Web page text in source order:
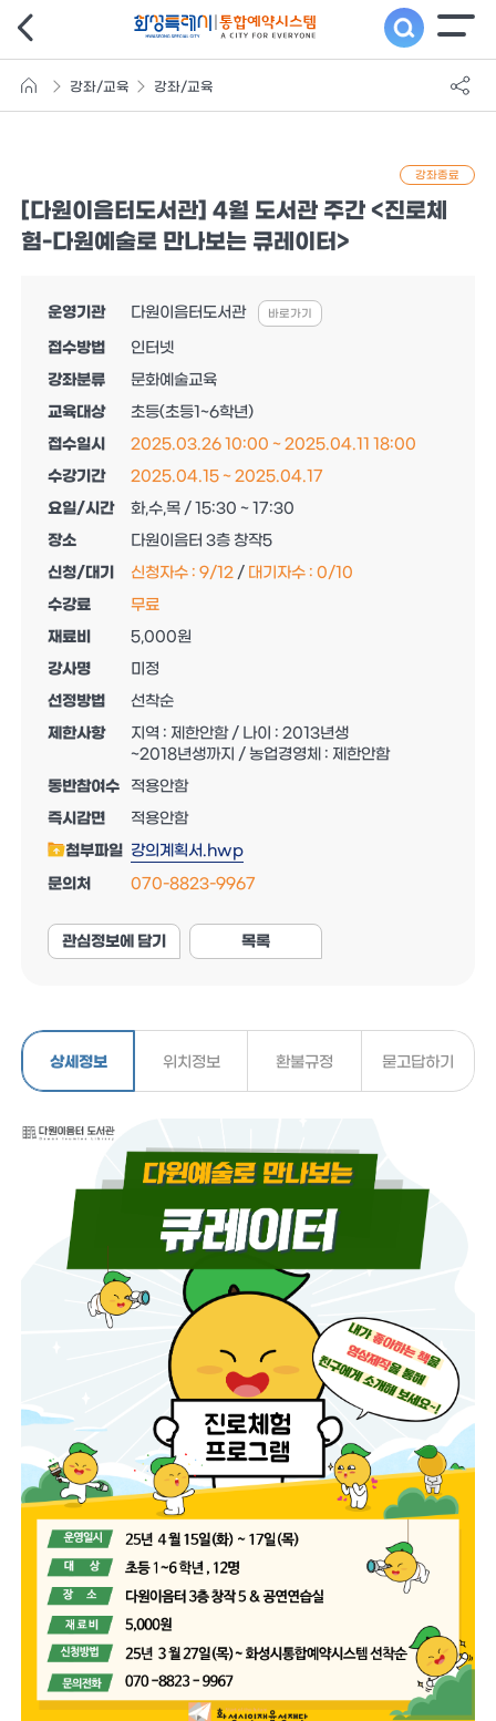
강좌/교육 강좌/교육
[다원이음터도서관] 4월 도서관 주간 <진로체
험-다원예술로 만나보는 큐레이터>
강좌종료
운영기관 다원이음터도서관 바로가기
접수방법
인터넷
강좌분류
문화예술교육
교육대상
초등(초등1~6학년)
접수일시
2025.03.26 10:00 ~ 2025.04.11 18:00
수강기간
2025.04.15 ~ 2025.04.17
요일/시간
화,수,목 / 15:30 ~ 17:30
장소
다원이음터 3층 창작5
신청/대기
신청자수 : 9/12 / 대기자수 : 0/10
수강료
무료
재료비
5,000원
강사명
미정
선정방법
선착순
제한사항
지역 : 제한안함 / 나이 : 2013년생
~2018년생까지 / 농업경영체 : 제한안함
동반참여수
적용안함
즉시감면
적용안함
첨부파일 강의계획서.hwp
문의처
070-8823-9967
관심정보에 담기 목록
상세정보 위치정보 환불규정 묻고답하기